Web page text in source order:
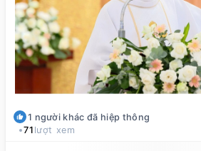
1 người khác đã hiệp thông
71 lượt xem